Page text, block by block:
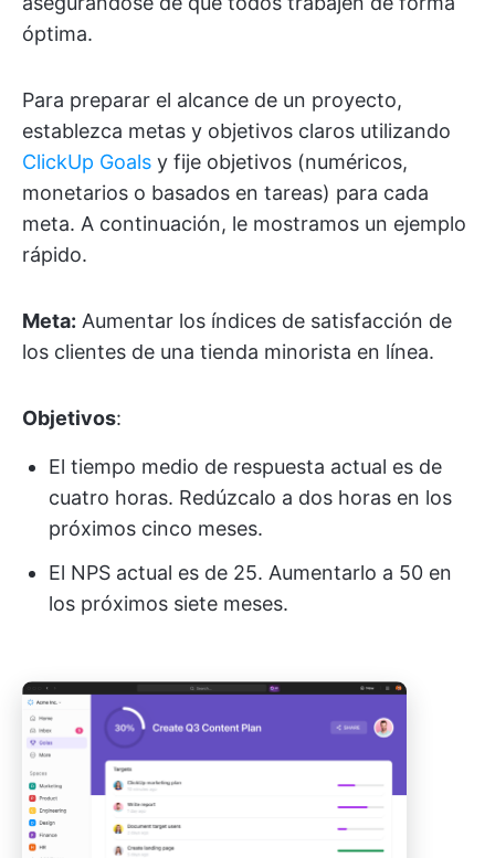
óptima.
Para preparar el alcance de un proyecto,
establezca metas y objetivos claros utilizando
ClickUp Goals y fije objetivos (numéricos,
monetarios o basados en tareas) para cada
meta. A continuación, le mostramos un ejemplo
rápido.
Meta: Aumentar los índices de satisfacción de
los clientes de una tienda minorista en línea.
Objetivos:
El tiempo medio de respuesta actual es de
cuatro horas. Redúzcalo a dos horas en los
próximos cinco meses.
El NPS actual es de 25. Aumentarlo a 50 en
los próximos siete meses.